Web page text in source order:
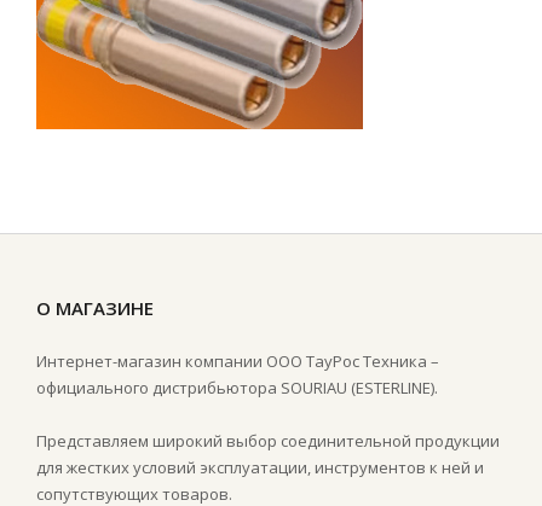
О МАГАЗИНЕ
Интернет-магазин компании ООО ТауРос Техника –
официального дистрибьютора SOURIAU (ESTERLINE).
Представляем широкий выбор соединительной продукции
для жестких условий эксплуатации, инструментов к ней и
сопутствующих товаров.